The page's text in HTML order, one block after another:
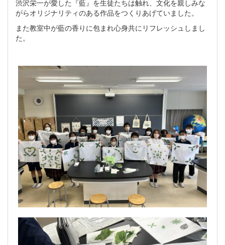
渋沢栄一が愛した『藍』を生徒たちは触れ、文化を親しみな
がらオリジナリティのある作品をつくりあげていました。
また教室中が藍の香りに包まれ心身共にリフレッシュしまし
た。